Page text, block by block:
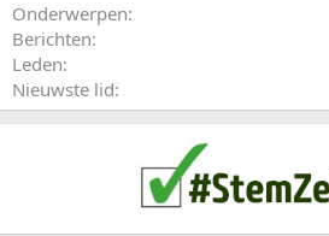
Onderwerpen
Berichten
Leden
Nieuwste lid